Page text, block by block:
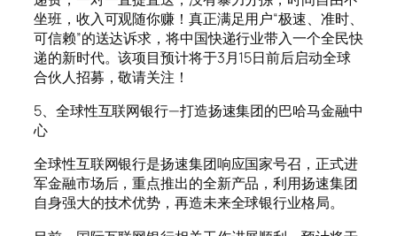
坐班，收入可观随你赚！真正满足用户“极速、准时、
可信赖”的送达诉求，将中国快递行业带入一个全民快
递的新时代。该项目预计将于3月15日前后启动全球
合伙人招募，敬请关注！
5、全球性互联网银行—打造扬速集团的巴哈马金融中
心
全球性互联网银行是扬速集团响应国家号召，正式进
军金融市场后，重点推出的全新产品，利用扬速集团
自身强大的技术优势，再造未来全球银行业格局。